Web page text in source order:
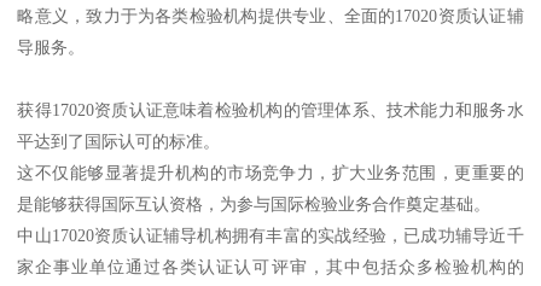
略意义，致力于为各类检验机构提供专业、全面的17020资质认证辅
导服务。
获得17020资质认证意味着检验机构的管理体系、技术能力和服务水
平达到了国际认可的标准。
这不仅能够显著提升机构的市场竞争力，扩大业务范围，更重要的
是能够获得国际互认资格，为参与国际检验业务合作奠定基础。
中山17020资质认证辅导机构拥有丰富的实战经验，已成功辅导近千
家企事业单位通过各类认证认可评审，其中包括众多检验机构的